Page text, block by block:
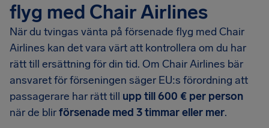
flyg med Chair Airlines
När du tvingas vänta på försenade flyg med Chair
Airlines kan det vara värt att kontrollera om du har
rätt till ersättning för din tid. Om Chair Airlines bär
ansvaret för förseningen säger EU:s förordning att
passagerare har rätt till upp till 600 € per person
när de blirförsenade med 3 timmar eller mer.